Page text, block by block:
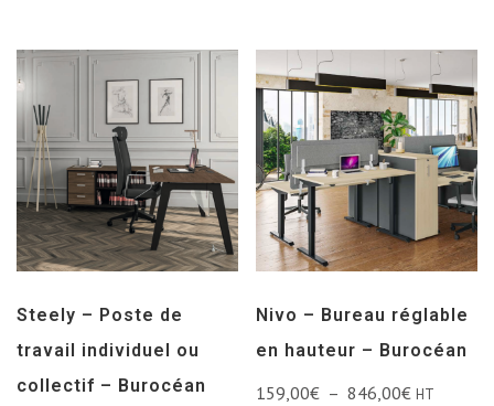
Steely – Poste de
travail individuel ou
collectif – Burocéan
Nivo – Bureau réglable
en hauteur – Burocéan
159,00€ – 846,00€ HT